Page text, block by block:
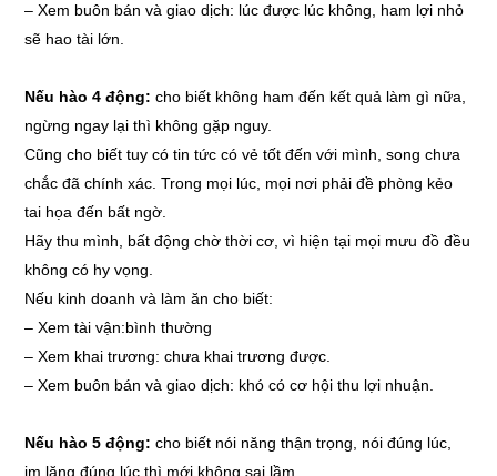
– Xem buôn bán và giao dịch: lúc được lúc không, ham lợi nhỏ
sẽ hao tài lớn.
Nếu hào 4 động: cho biết không ham đến kết quả làm gì nữa,
ngừng ngay lại thì không gặp nguy.
Cũng cho biết tuy có tin tức có vẻ tốt đến với mình, song chưa
chắc đã chính xác. Trong mọi lúc, mọi nơi phải đề phòng kẻo
tai họa đến bất ngờ.
Hãy thu mình, bất động chờ thời cơ, vì hiện tại mọi mưu đồ đều
không có hy vọng.
Nếu kinh doanh và làm ăn cho biết:
– Xem tài vận:bình thường
– Xem khai trương: chưa khai trương được.
– Xem buôn bán và giao dịch: khó có cơ hội thu lợi nhuận.
Nếu hào 5 động:cho biết nói năng thận trọng, nói đúng lúc,
im lặng đúng lúc thì mới không sai lầm.